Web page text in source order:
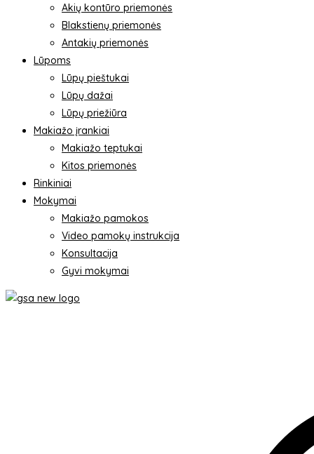
Akių kontūro priemonės
Blakstienų priemonės
Antakių priemonės
Lūpoms
Lūpų pieštukai
Lūpų dažai
Lūpų priežiūra
Makiažo įrankiai
Makiažo teptukai
Kitos priemonės
Rinkiniai
Mokymai
Makiažo pamokos
Video pamokų instrukcija
Konsultacija
Gyvi mokymai